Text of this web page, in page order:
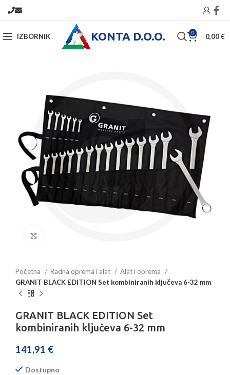
IZBORNIK KONTA D.O.O. 0 0,00€
Početna Radna oprema i alat
Alat i oprema
GRANIT BLACK EDITION Set kombiniranih ključeva 6-32 mm
GRANIT BLACK EDITION Set
kombiniranih ključeva 6-32 mm
141,91 €
Dostupno